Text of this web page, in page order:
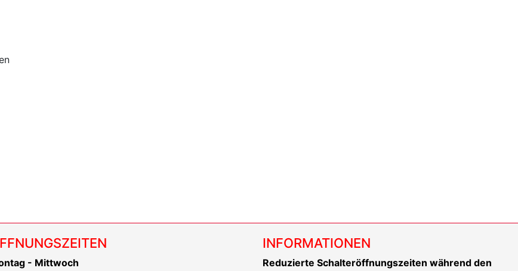
- Mittwoch
INFORMATIONEN
Reduzierte Schalteröffnungszeiten während den